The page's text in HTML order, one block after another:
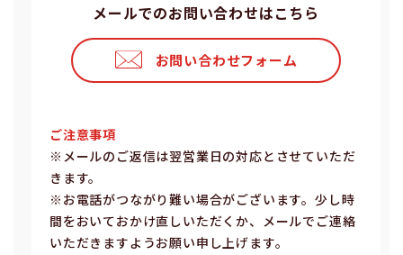
メールでのお問い合わせはこちら
お問い合わせフォーム
ご注意事項
※メールのご返信は翌営業⽇の対応とさせていただ
きます。
※お電話がつながり難い場合がございます。少し時
間をおいておかけ直しいただくか、メールでご連絡
いただきますようお願い申し上げます。